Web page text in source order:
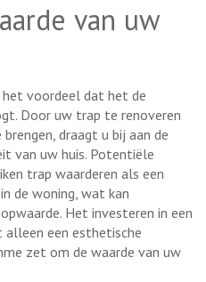
van uw
voordeel dat het de
Door uw trap te renoveren
draagt u bij aan de
van uw huis. Potentiële
trap waarderen als een
de woning, wat kan
Het investeren in een
alleen een esthetische
zet om de waarde van uw